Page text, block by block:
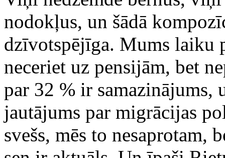
nodokļus, un šādā
dzīvotspējīga. Mums laiku
neceriet uz pensijām, bet
par 32 % ir samazinājums,
jautājums par migrācijas
svešs, mēs to nesaprotam,